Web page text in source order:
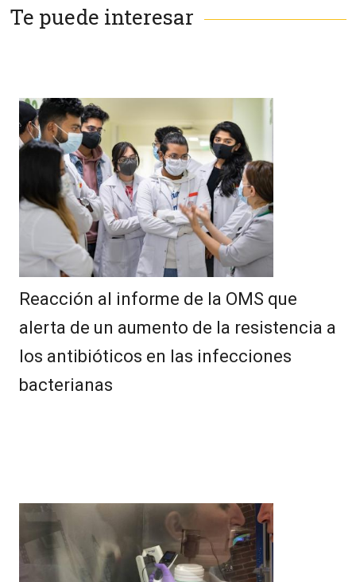
Te puede interesar
Reacción al informe de la OMS que
alerta de un aumento de la resistencia a
los antibióticos en las infecciones
bacterianas